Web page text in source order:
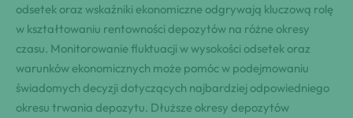
odsetek oraz wskaźniki ekonomiczne odgrywają kluczową rolę
w kształtowaniu rentowności depozytów na różne okresy
czasu. Monitorowanie fluktuacji w wysokości odsetek oraz
warunków ekonomicznych może pomóc w podejmowaniu
świadomych decyzji dotyczących najbardziej odpowiedniego
okresu trwania depozytu. Dłuższe okresy depozytów